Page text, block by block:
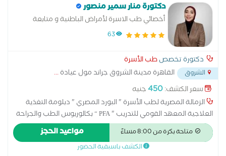
دكتورة منار سمير منصور
أخصائي طب الاسرة لأمراض الباطنية و متابعة
السكر والتغذية العلاجية
63
دكتورة تخصصطب الأسرة
الشروق القاهرة مدينة الشروق جراند مول عيادة...
سعر الكشف:450جنيه
الزمالة المصرية لطب الأسرة " البورد المصري " دبلومة التغذية
العلاجية المعهد القومي للتدريب " PFA “ بكالوريوس الطب والجراحة
جامعة عين شمس لعلاج الأمراض الباطنية والأطفال علاج ومتابعة
الضغط والسكر علاج أمراض الجهاز الهضمي متابعة وعلاج اختلال
الغدة الدرقية نظام غذائي مناسب للحالة الصحية
متاحة بكرة من 8:00 مساءً مواعيد الحجز
الكشف باسبقية الحضور